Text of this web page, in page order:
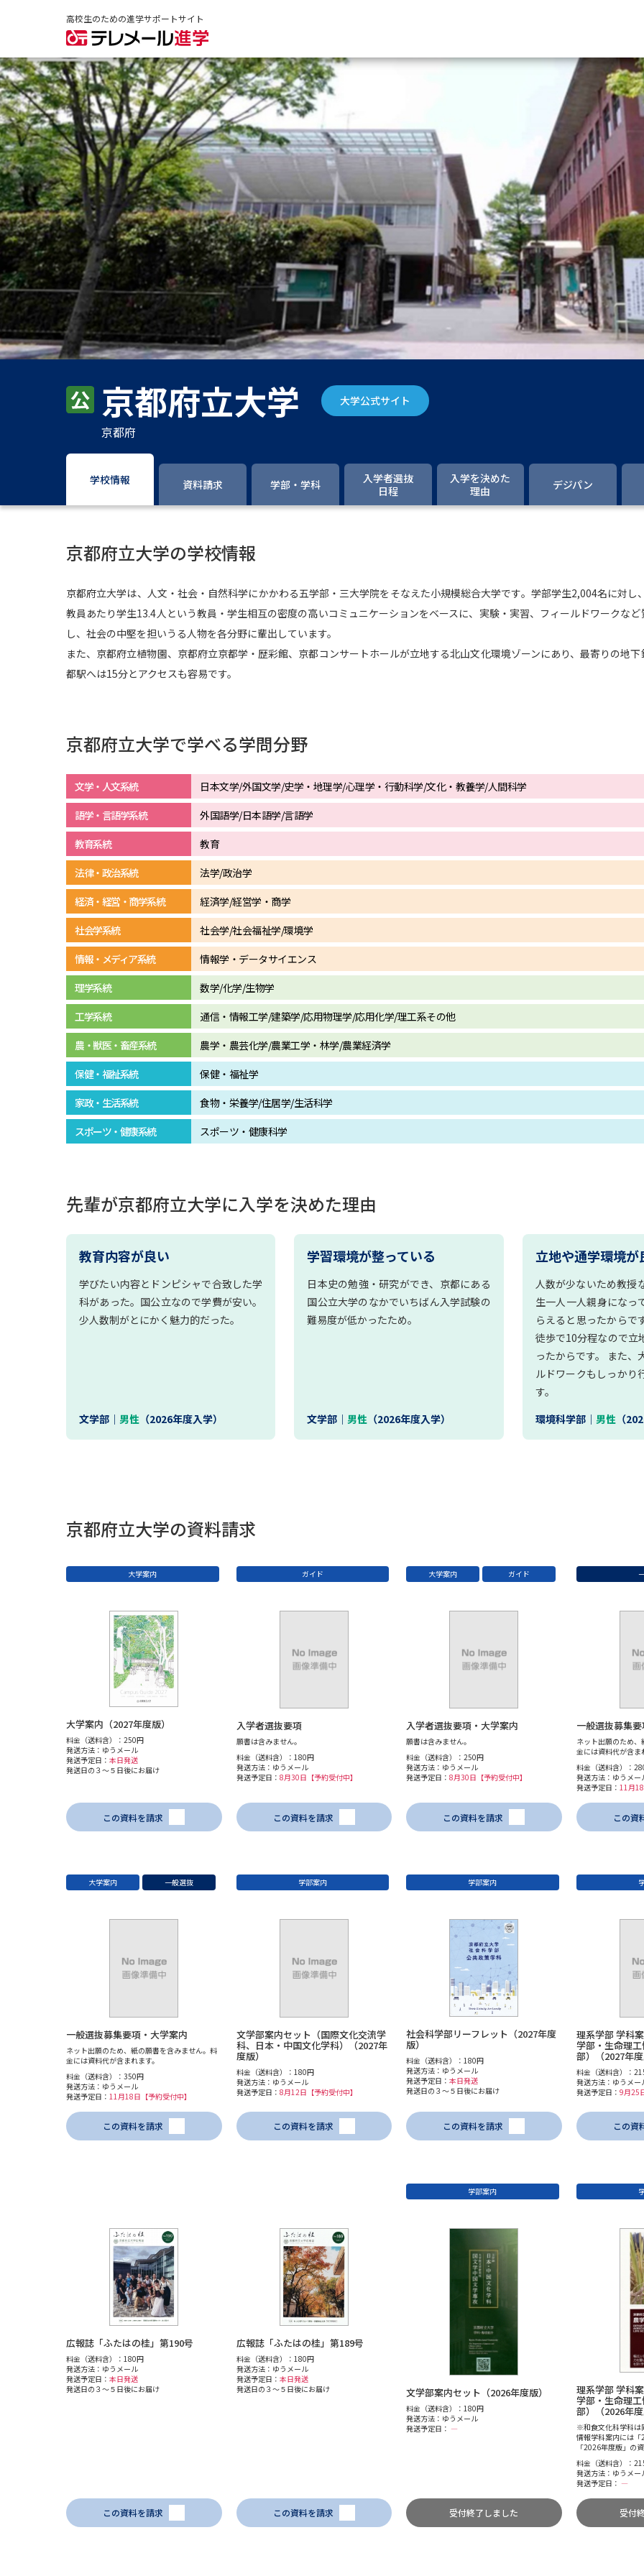
高校生のための進学サポートサイト
資料請求
大学・短大の資料種類から請求
大学パンフ
学部・学科パンフ
総合型選抜・学校推薦型選抜 募集要項
大学入学共通テスト利用選抜の募集要項
大学・短大以外の資料から請求
専門学校の資料請求 大学院の資料請求
大学入学共通テスト「受験案内」の請求
大学入学共通テスト「受験上の配慮案
大学研究
進路の３択
新学年スタート号特集ペ
SELFBRAND特集ページ
受験準備
志望校・出願校を調べる
併願校選び 受験スケジュールを立て
学問発見
大学で学びたい学問発見
学問のミニ講義「夢ナビ講義」 学問
特定商取引表記 お
京都府立大学 大学公式サイト
京都府
学校情報 資料請求 学部・学科
入学者選抜
日程
入学を決めた
理由
デジパン
京都府立大学の学校情報
京都府立大学は、人文・社会・自然科学にかかわる五学部・三大学院をそなえた小規模総合大学です。学部学生2,004名に対し
教員あたり学生13.4人という教員・学生相互の密度の高いコミュニケーションをベースに、実験・実習、フィールドワークな
し、社会の中堅を担いうる人物を各分野に輩出しています。
また、京都府立植物園、京都府立京都学・歴彩館、京都コンサートホールが立地する北山文化環境ゾーンにあり、最寄りの地
都駅へは15分とアクセスも容易です。
京都府立大学で学べる学問分野
文学・人文系統
日本文学/外国文学/史学・地理学/心理学・行動科学/文化・教養学/人間科学
語学・言語学系統
外国語学/日本語学/言語学
教育系統
教育
法律・政治系統
法学/政治学
経済・経営・商学系統
経済学/経営学・商学
社会学系統
社会学/社会福祉学/環境学
情報・メディア系統
情報学・データサイエンス
理学系統
数学/化学/生物学
工学系統
通信・情報工学/建築学/応用物理学/応用化学/理工系その他
農・獣医・畜産系統
農学・農芸化学/農業工学・林学/農業経済学
保健・福祉系統
保健・福祉学
家政・生活系統
食物・栄養学/住居学/生活科学
スポーツ・健康系統
スポーツ・健康科学
先輩が京都府立大学に入学を決めた理由
教育内容が良い
学びたい内容とドンピシャで合致した学
科があった。国公立なので学費が安い。
少人数制がとにかく魅力的だった。
文学部｜ 男性 （2026年度入学）
学習環境が整っている
日本史の勉強・研究ができ、京都にある
国公立大学のなかでいちばん入学試験の
難易度が低かったため。
文学部｜男性 （2026年度入学）
立地や通学環境が
人数が少ないため教授
生一人一人親身になっ
らえると思ったからで
徒歩で10分程なので立
ったからです。 また、
ルドワークもしっかり
す。
環境科学部｜ 男性（
京都府立大学の資料請求
大学案内
大学案内（2027年度版）
料金（送料含）：250円
発送方法：ゆうメール
発送予定日： 本日発送
発送日の３～５日後にお届け
この資料を請求
ガイド
入学者選抜要項
願書は含みません。
料金（送料含）：180円
発送方法：ゆうメール
発送予定日： 8月30日【予約受付中】
この資料を請求
大学案内 ガイド
入学者選抜要項・大学案内
願書は含みません。
料金（送料含）：250円
発送方法：ゆうメール
発送予定日： 8月30日【予約受付中】
この資料を請求
一般選抜募集要
ネット出願のため
金には資料代が含ま
料金（送料含）：
発送方法：ゆうメー
発送予定日： 11月18
この資
大学案内 一般選抜
一般選抜募集要項・大学案内
ネット出願のため、紙の願書を含みません。料
金には資料代が含まれます。
料金（送料含）：350円
発送方法：ゆうメール
発送予定日： 11月18日【予約受付中】
この資料を請求
学部案内
文学部案内セット（国際文化交流学
科、日本・中国文化学科）（2027年
度版）
料金（送料含）：180円
発送方法：ゆうメール
発送予定日： 8月12日【予約受付中】
この資料を請求
学部案内
社会科学部リーフレット（2027年度
版）
料金（送料含）：180円
発送方法：ゆうメール
発送予定日： 本日発送
発送日の３～５日後にお届け
この資料を請求
理系学部 学科
学部・生命理
部）（2027年度
料金（送料含）：
発送方法：ゆうメー
発送予定日： 9月25
この資
広報誌「ふたはの桂」第190号
料金（送料含）：180円
発送方法：ゆうメール
発送予定日： 本日発送
発送日の３～５日後にお届け
この資料を請求
広報誌「ふたはの桂」第189号
料金（送料含）：180円
発送方法：ゆうメール
発送予定日： 本日発送
発送日の３～５日後にお届け
この資料を請求
学部案内
文学部案内セット（2026年度版）
料金（送料含）：180円
発送方法：ゆうメール
発送予定日： ―
受付終了しました
理系学部 学科
学部・生命理
部）（2026年度
※和食文化科学科は
情報学科案内には
「2026年度版」の資
料金（送料含）：
発送方法：ゆうメー
発送予定日： ―
受付